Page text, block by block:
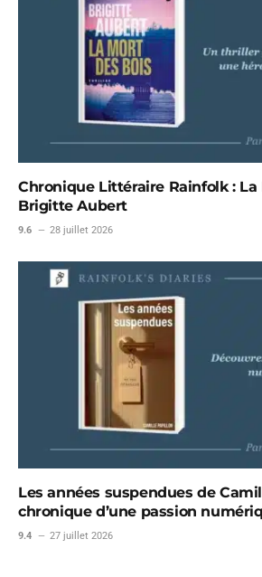
Chronique Littéraire Rainfolk :
Brigitte Aubert
9.6 28 juillet 2026
Les années suspendues de
chronique d’une passion
9.4 27 juillet 2026